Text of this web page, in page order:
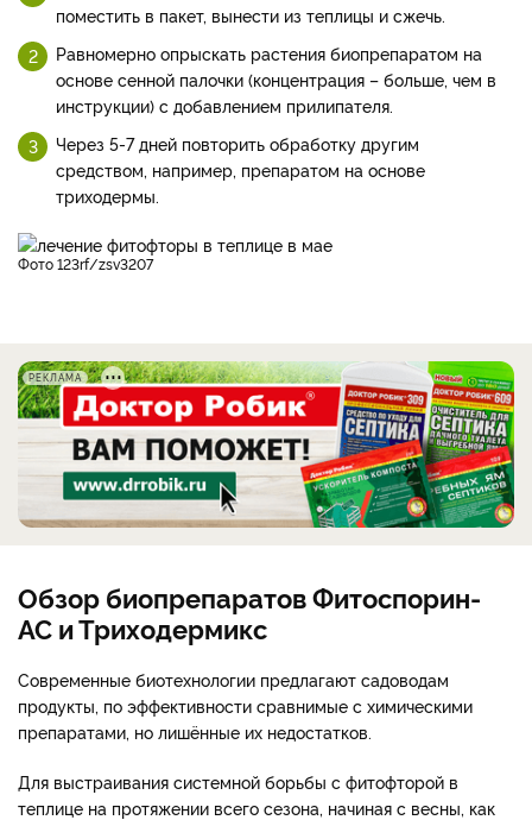
поместить в пакет, вынести из теплицы и сжечь.
Равномерно опрыскать растения биопрепаратом на
основе сенной палочки (концентрация – больше, чем в
инструкции) с добавлением прилипателя.
Через 5-7 дней повторить обработку другим
средством, например, препаратом на основе
триходермы.
фото 123rf/zsv3207
РЕКЛАМА
Обзор биопрепаратов Фитоспорин-
АС и Триходермикс
Современные биотехнологии предлагают садоводам
продукты, по эффективности сравнимые с химическими
препаратами, но лишённые их недостатков.
Для выстраивания системной борьбы с фитофторой в
теплице на протяжении всего сезона, начиная с весны, как